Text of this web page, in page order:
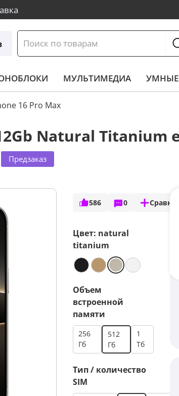
МУЛЬТИМЕДИА
16 Pro Max
Предзаказ
Natural Titanium
586 0
Цвет: natural
titanium
Объем
встроенной
памяти
256
Гб
512
Гб
1
Тб
Тип / количество
SIM